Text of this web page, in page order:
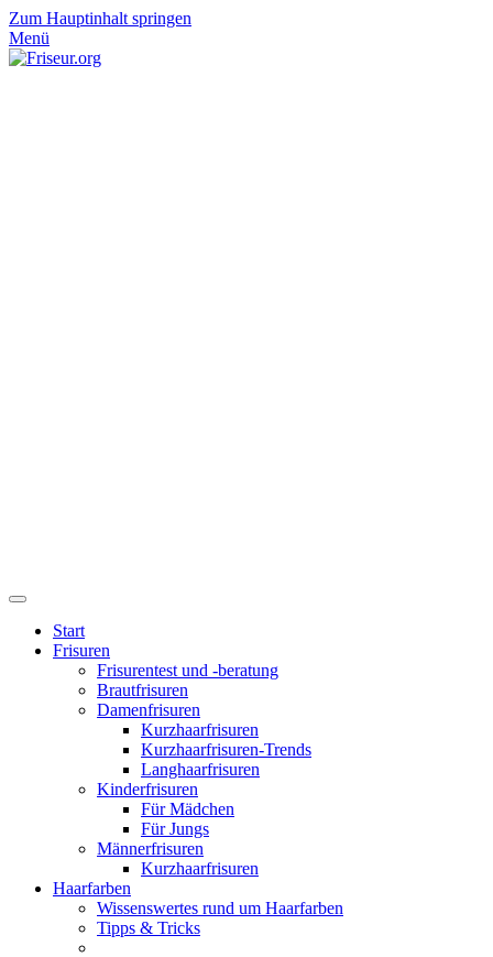
Zum Hauptinhalt springen
Menü
Start
Frisuren
Frisurentest und -beratung
Brautfrisuren
Damenfrisuren
Kurzhaarfrisuren
Kurzhaarfrisuren-Trends
Langhaarfrisuren
Kinderfrisuren
Für Mädchen
Für Jungs
Männerfrisuren
Kurzhaarfrisuren
Haarfarben
Wissenswertes rund um Haarfarben
Tipps & Tricks